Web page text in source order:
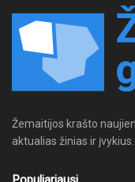
Žemaitijos krašto
aktualias žinias ir įvykius.